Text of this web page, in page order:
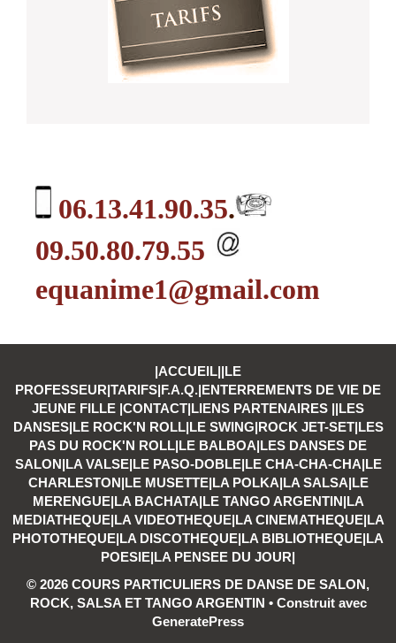
06.13.41.90.35.
09.50.80.79.55
equanime1@gmail.com
|ACCUEIL||LE
PROFESSEUR|TARIFS|F.A.Q.|ENTERREMENTS DE VIE DE
JEUNE FILLE |CONTACT|LIENS PARTENAIRES ||LES
DANSES|LE ROCK'N ROLL|LE SWING|ROCK JET-SET|LES
PAS DU ROCK'N ROLL|LE BALBOA|LES DANSES DE
SALON|LA VALSE|LE PASO-DOBLE|LE CHA-CHA-CHA|LE
CHARLESTON|LE MUSETTE|LA POLKA|LA SALSA|LE
MERENGUE|LA BACHATA|LE TANGO ARGENTIN|LA
MEDIATHEQUE|LA VIDEOTHEQUE|LA CINEMATHEQUE|LA
PHOTOTHEQUE|LA DISCOTHEQUE|LA BIBLIOTHEQUE|LA
POESIE|LA PENSEE DU JOUR|
© 2026 COURS PARTICULIERS DE DANSE DE SALON,
ROCK, SALSA ET TANGO ARGENTIN • Construit avec
GeneratePress